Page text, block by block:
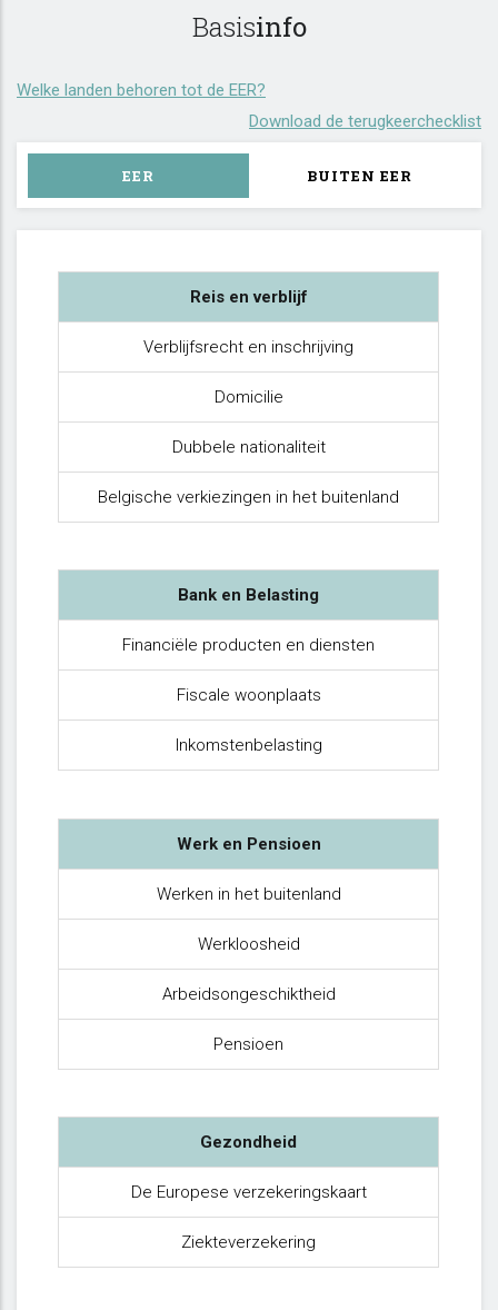
Basisinfo
Welke landen behoren tot de EER?
Download de terugkeerchecklist
EER BUITEN EER
Reis en verblijf
Verblijfsrecht en inschrijving
Domicilie
Dubbele nationaliteit
Belgische verkiezingen in het buitenland
Bank en Belasting
Financiële producten en diensten
Fiscale woonplaats
Inkomstenbelasting
Werk en Pensioen
Werken in het buitenland
Werkloosheid
Arbeidsongeschiktheid
Pensioen
Gezondheid
De Europese verzekeringskaart
Ziekteverzekering